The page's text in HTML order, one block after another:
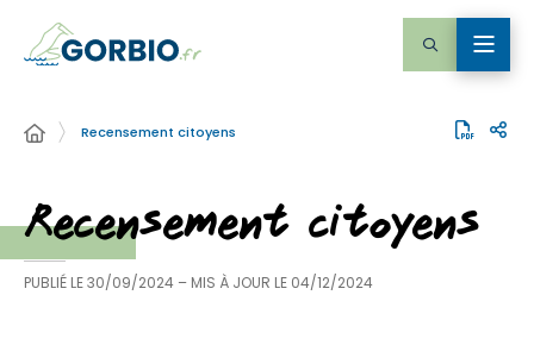
Recensement citoyens
Recensement citoyens
PUBLIÉ LE30/09/2024 – MIS À JOUR LE 04/12/2024